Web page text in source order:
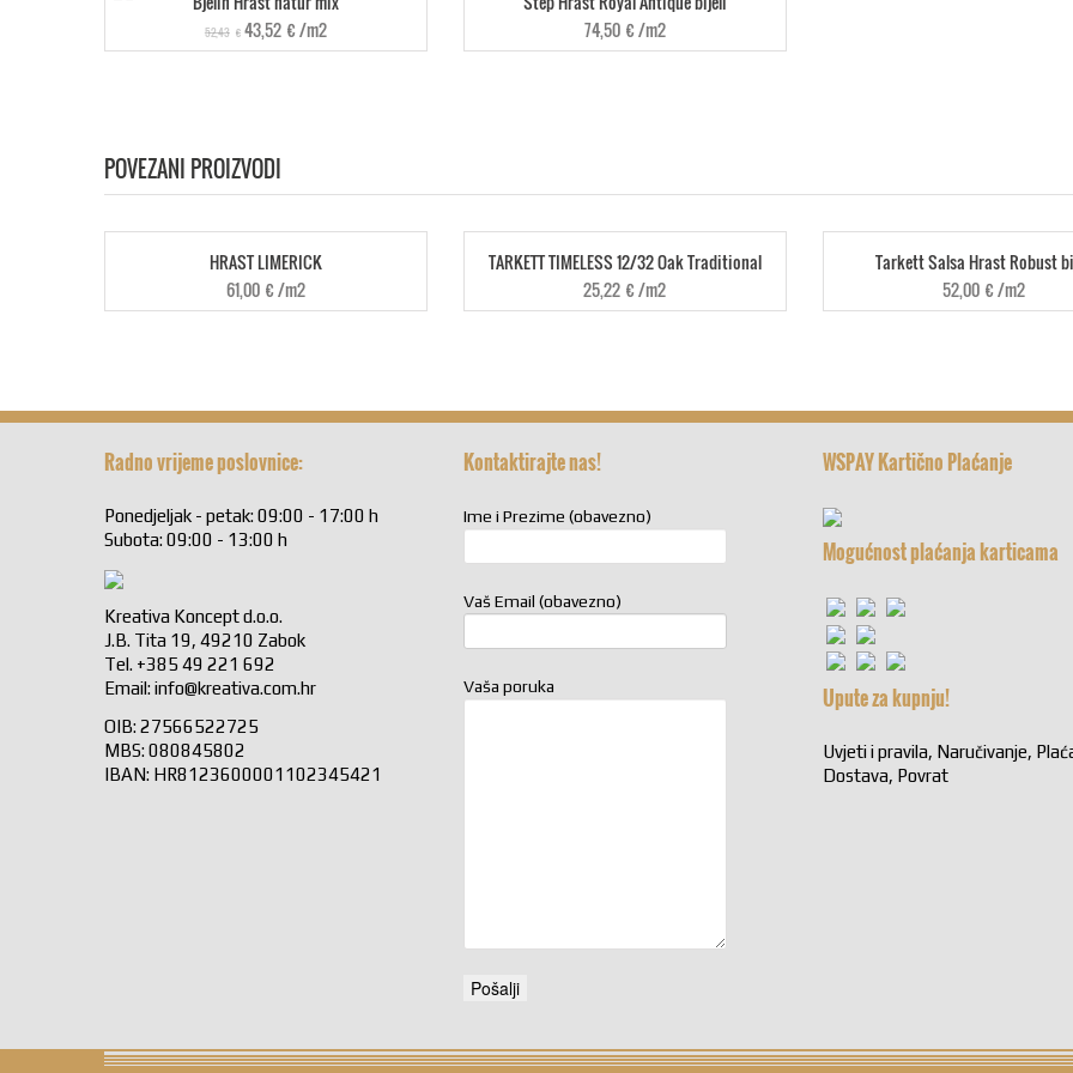
52,43 € 43,52 €/m2
74,50 €/m2
POVEZANI PROIZVODI
HRAST LIMERICK
61,00 €/m2
TARKETT TIMELESS 12/32 Oak Traditional
25,22 €/m2
Tarkett Salsa Hrast Robust
52,00 €/m2
Radno vrijeme poslovnice:
Ponedjeljak - petak: 09:00 - 17:00 h
Subota: 09:00 - 13:00 h
Kreativa Koncept d.o.o.
J.B. Tita 19, 49210 Zabok
Tel. +385 49 221 692
Email: info@kreativa.com.hr
OIB: 27566522725
MBS: 080845802
IBAN: HR8123600001102345421
Kontaktirajte nas!
Ime i Prezime (obavezno)
Vaš Email (obavezno)
Vaša poruka
WSPAY Kartično Plaćanje
Mogućnost plaćanja karticama
Upute za kupnju!
Uvjeti i pravila, Naručivanje,
Dostava, Povrat